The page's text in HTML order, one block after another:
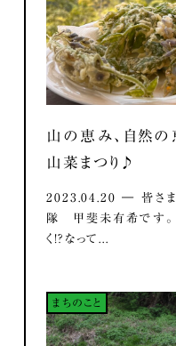
山の恵み、自然の
山菜まつり♪
2023.04.20 ― 皆さま
隊 甲斐未有希です。
く！？なって...
まちのこと